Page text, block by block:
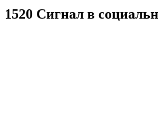
1520 Cигнал в